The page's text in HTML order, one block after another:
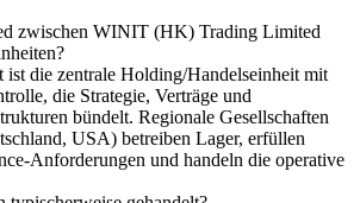
zwischen WINIT (HK) Trading Limited
die zentrale Holding/Handelseinheit mit
die Strategie, Verträge und
bündelt. Regionale Gesellschaften
USA) betreiben Lager, erfüllen
Anforderungen und handeln die operative